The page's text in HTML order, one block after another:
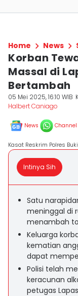
Home News
Korban
Massal di
Bertambah
05 Mei 2025, 16:10 WIB
Halbert Caniago
News Channel
Kasat Reskrim Polres
Intinya Sih
Satu
meninggal di
menambah
Keluarga
kematian
dapat
Polisi telah
keracunan
petugas